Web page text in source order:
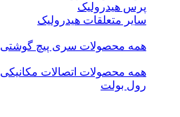
پرس هیدرولیک
سایر متعلقات هیدرولیک
همه محصولات سری پیچ گوشتی
همه محصولات اتصالات مکانیکی
رول بولت